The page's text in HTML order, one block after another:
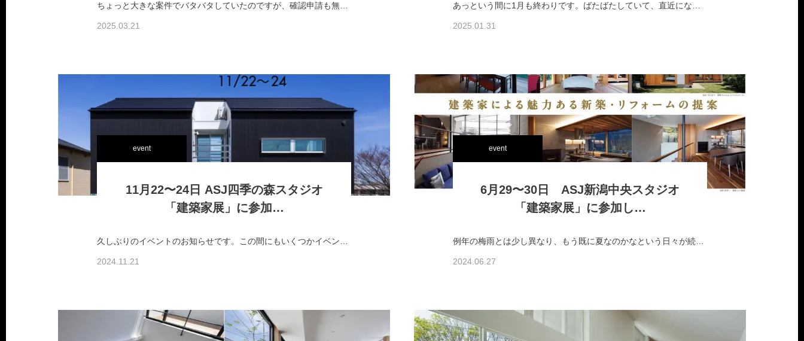
2025.03.21 2025.01.31
event
11月22〜24日 ASJ四季の森スタジオ
「建築家展」に参加…
2024.11.21
event
6月29〜30日 ASJ新潟中央スタジオ
「建築家展」に参加し…
2024.06.27